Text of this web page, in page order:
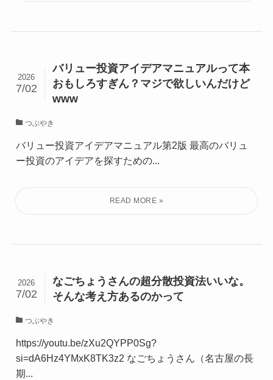
バリュー投資アイデアマニュアルって本
おもしろすぎん？マジで欲しいんだけど
www
2026
7/02
つぶやき
バリュー投資アイデアマニュアル第2版 最高のバリュ
ー投資のアイデアを探すための...
なごちょうさんの超分散投資法いいな。
そんな考え方あるのかって
2026
7/02
つぶやき
https://youtu.be/zXu2QYPP0Sg?
si=dA6Hz4YMxK8TK3z2 なごちょうさん（名古屋の長
期...